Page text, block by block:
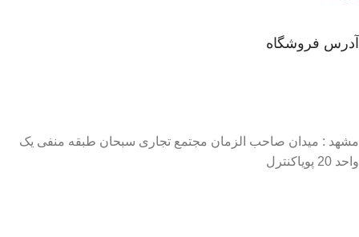
آدرس فروشگاه
مشهد : میدان صاحب الزمان مجتمع تجاری سبحان طبقه منفی یک
واحد 20 پویاکنترل